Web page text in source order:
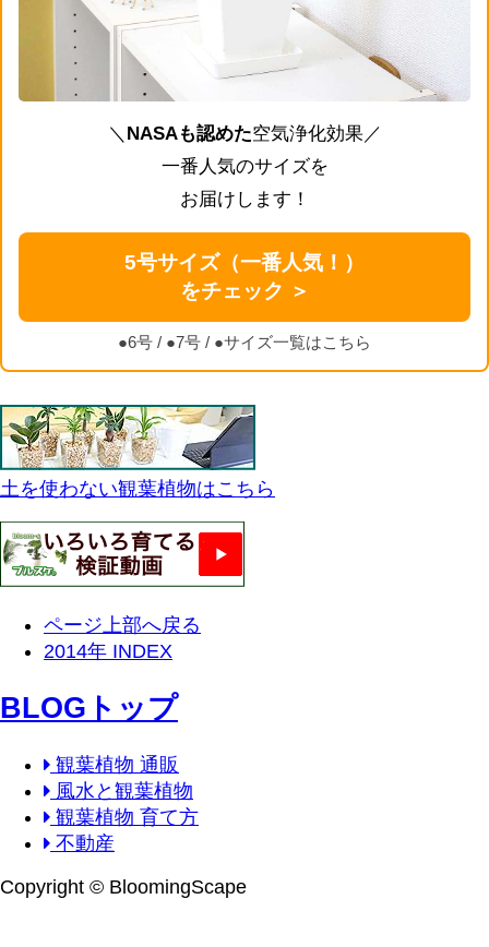
＼ NASAも認めた空気浄化効果／
一番人気のサイズを
お届けします！
5号サイズ（一番人気！）
をチェック ＞
●6号 / ●7号 / ●サイズ一覧はこちら
土を使わない観葉植物はこちら
ページ上部へ戻る
2014年 INDEX
BLOGトップ
観葉植物 通販
風水と観葉植物
観葉植物 育て方
不動産
Copyright © BloomingScape